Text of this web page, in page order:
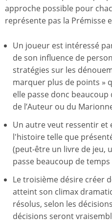
approche possible pour
représente pas la Prémisse
Un joueur est intéressé
de son influence de
stratégies sur les
marquer plus de points »
elle passe donc
de l’Auteur ou du
Un autre veut ressentir et
l'histoire telle que
(peut-être un livre de jeu,
passe beaucoup de
Le troisième désire créer
atteint son climax
résolus, selon les
décisions seront